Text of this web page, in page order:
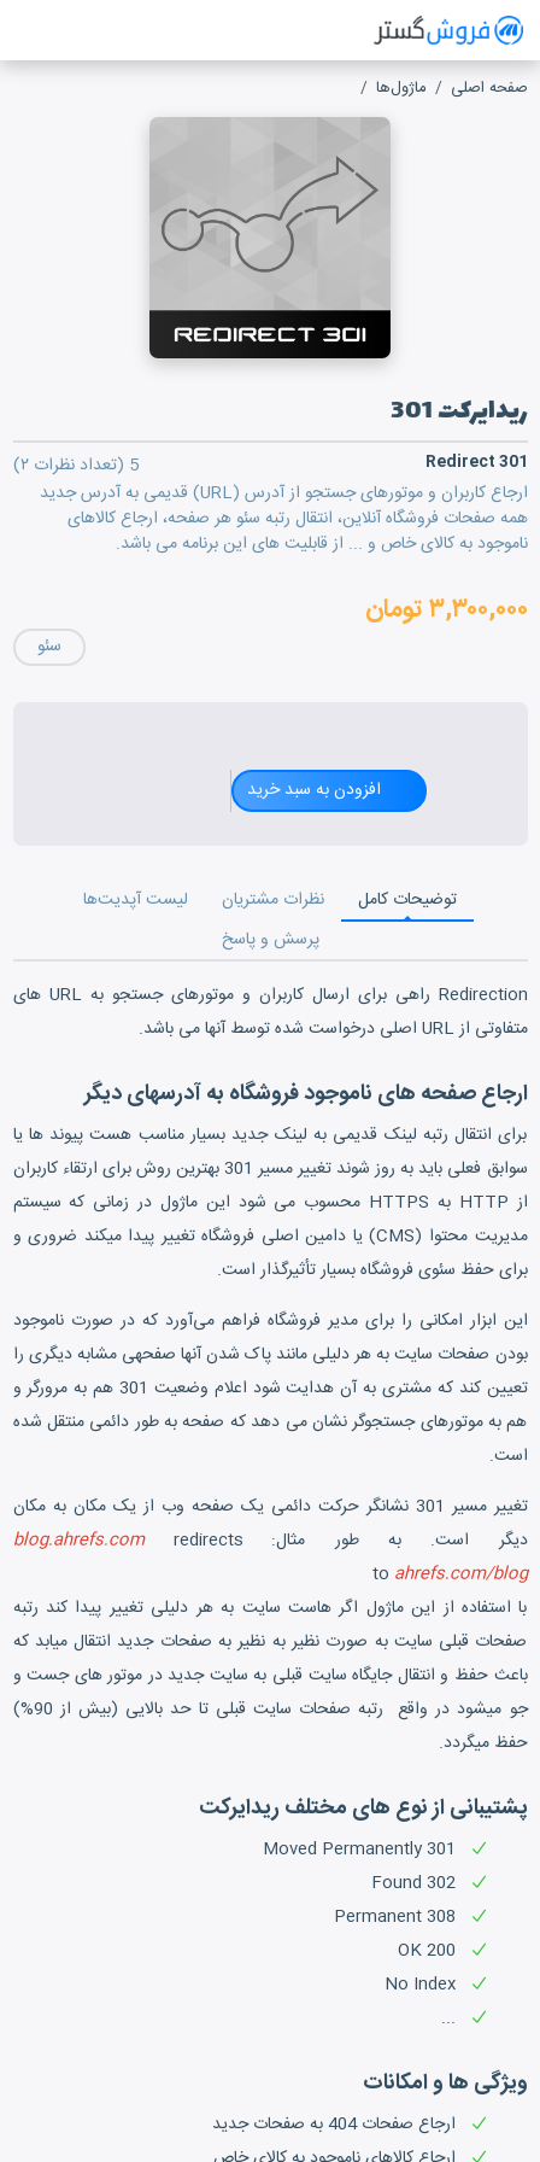
سیستم مدیریت فروش آنلاین
صفحه اصلی ماژول‌ها
ریدایرکت 301
Redirect 301
5 (تعداد نظرات ۲)
ارجاع کاربران و موتورهای جستجو از آدرس (URL) قدیمی به آدرس جدید
همه صفحات فروشگاه آنلاین، انتقال رتبه سئو هر صفحه، ارجاع کالاهای
ناموجود به کالای خاص و ... از قابلیت های این برنامه می باشد.
۳,۳۰۰,۰۰۰ تومان
سئو
افزودن به سبد خرید
توضیحات کامل نظرات مشتریان
لیست آپدیت‌ها
پرسش و پاسخ
Redirection راهی برای ارسال کاربران و موتورهای جستجو به URL های
متفاوتی از URL اصلی درخواست شده توسط آنها می باشد.
ارجاع صفحه‎ های ناموجود فروشگاه به آدرس‎های دیگر
برای انتقال رتبه لینک قدیمی به لینک جدید بسیار مناسب هست پیوند ها یا
سوابق فعلی باید به روز شوند تغییر مسیر 301 بهترین روش برای ارتقاء کاربران
از HTTP به HTTPS محسوب می شود این ماژول در زمانی که سیستم
مدیریت محتوا (CMS) یا دامین اصلی فروشگاه تغییر پیدا میکند ضروری و
برای حفظ سئوی فروشگاه بسیار تأثیرگذار است.
این ابزار امکانی را برای مدیر فروشگاه فراهم می‌آورد که در صورت ناموجود
بودن صفحات سایت به هر دلیلی مانند پاک شدن آنها صفحه‎ی مشابه دیگری را
تعیین کند که مشتری به آن هدایت شود
اعلام وضعیت 301 هم به مرورگر و
هم به موتورهای جستجوگر نشان می دهد که صفحه به طور دائمی منتقل شده
است.
تغییر مسیر 301 نشانگر حرکت دائمی یک صفحه وب از یک مکان به مکان
دیگر است. به طور مثال:
blog.ahrefs.comredirects
to ahrefs.com/blog
صفحات قبلی سایت به صورت نظیر به نظیر به صفحات جدید انتقال میابد که
باعث حفظ و انتقال جایگاه سایت قبلی به سایت جدید در موتور های جست و
جو میشود در واقع رتبه صفحات سایت قبلی تا حد بالایی (بیش از 90%)
حفظ میگردد.
پشتیبانی از نوع های مختلف ریدایرکت
301 Moved Permanently
Found 302
Permanent 308
OK 200
No Index
...
ویژگی ها و امکانات
ارجاع صفحات 404 به صفحات جدید